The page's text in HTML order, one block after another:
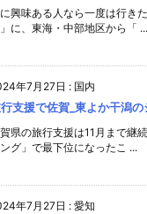
興味ある人なら一度は行き
に、東海・中部地区から「 ...
年7月27日 : 国内
支援で佐賀_東よか干潟の
県の旅行支援は11月まで継
グ」で最下位になったこ ...
年7月27日 : 愛知